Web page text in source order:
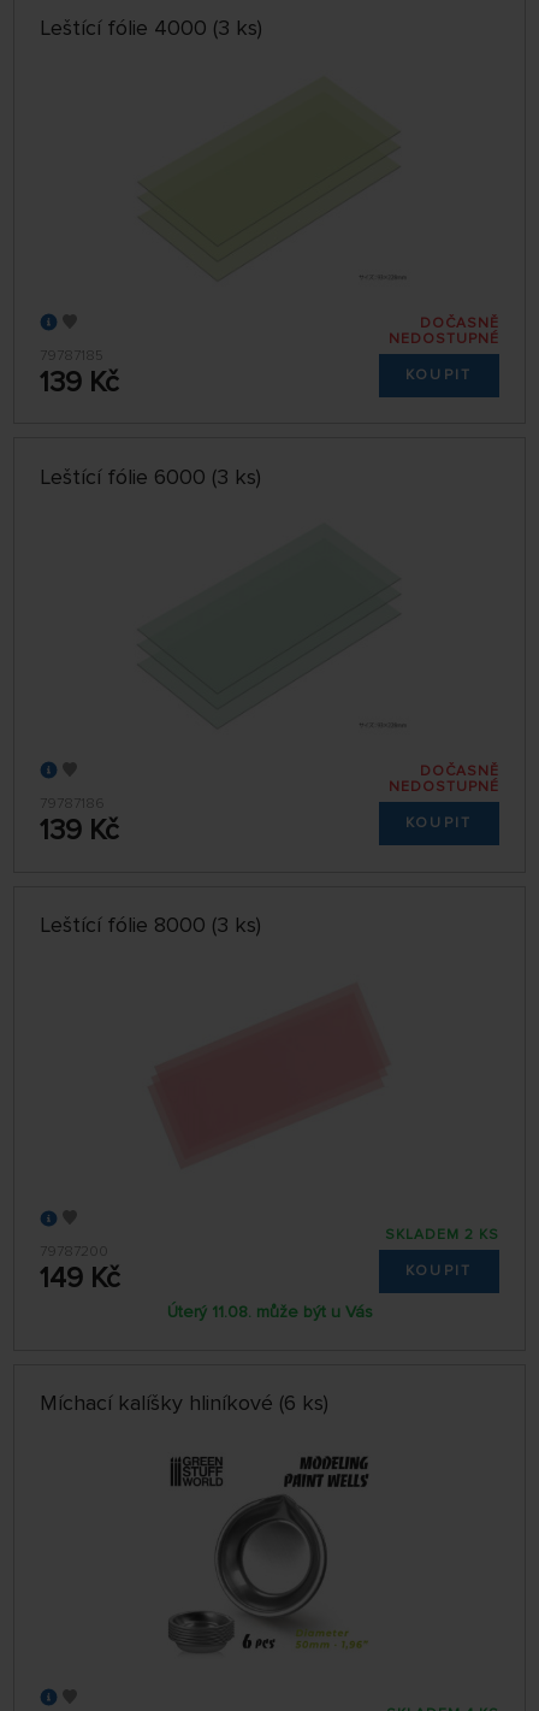
Leštící fólie 4000 (3 ks)
79787185
139 Kč
DOČASNĚ
NEDOSTUPNÉ
KOUPIT
Leštící fólie 6000 (3 ks)
79787186
139 Kč
DOČASNĚ
NEDOSTUPNÉ
KOUPIT
Leštící fólie 8000 (3 ks)
79787200
149 Kč
SKLADEM 2 KS
KOUPIT
Úterý 11.08. může být u Vás
Míchací kalíšky hliníkové (6 ks)